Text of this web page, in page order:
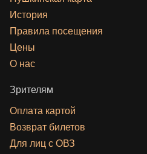
История
Правила посещения
Цены
О нас
Зрителям
Оплата картой
Возврат билетов
Для лиц с ОВЗ